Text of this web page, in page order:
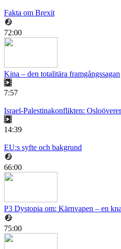
Fakta om Brexit
72:00
Kina – den totalitära framgångssagan
7:57
Israel-Palestinakonflikten:
14:39
EU:s syfte och bakgrund
66:00
P3 Dystopia om: Kärnvapen – en
75:00